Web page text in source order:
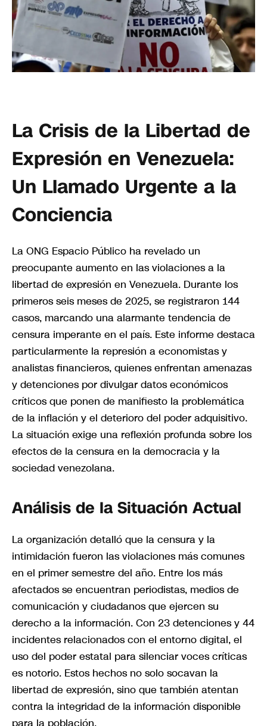
La Crisis de la Libertad de
Expresión en Venezuela:
Un Llamado Urgente a la
Conciencia
La ONG Espacio Público ha revelado un
preocupante aumento en las violaciones a la
libertad de expresión en Venezuela. Durante los
primeros seis meses de 2025, se registraron 144
casos, marcando una alarmante tendencia de
censura imperante en el país. Este informe destaca
particularmente la represión a economistas y
analistas financieros, quienes enfrentan amenazas
y detenciones por divulgar datos económicos
críticos que ponen de manifiesto la problemática
de la inflación y el deterioro del poder adquisitivo.
La situación exige una reflexión profunda sobre los
efectos de la censura en la democracia y la
sociedad venezolana.
Análisis de la Situación Actual
La organización detalló que la censura y la
intimidación fueron las violaciones más comunes
en el primer semestre del año. Entre los más
afectados se encuentran periodistas, medios de
comunicación y ciudadanos que ejercen su
derecho a la información. Con 23 detenciones y 44
incidentes relacionados con el entorno digital, el
uso del poder estatal para silenciar voces críticas
es notorio. Estos hechos no solo socavan la
libertad de expresión, sino que también atentan
contra la integridad de la información disponible
para la población.